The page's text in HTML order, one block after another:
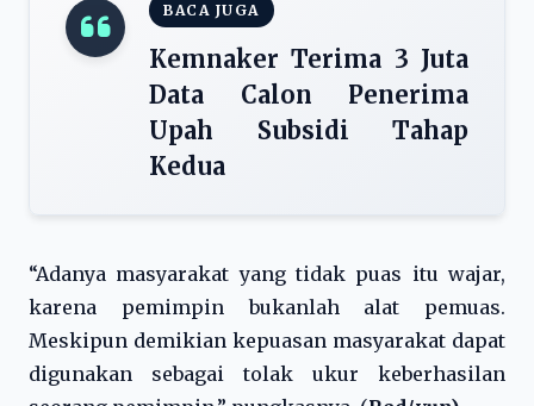
BACA JUGA
Kemnaker Terima 3 Juta
Data Calon Penerima
Upah Subsidi Tahap
Kedua
“Adanya masyarakat yang tidak puas itu wajar,
karena pemimpin bukanlah alat pemuas.
Meskipun demikian kepuasan masyarakat dapat
digunakan sebagai tolak ukur keberhasilan